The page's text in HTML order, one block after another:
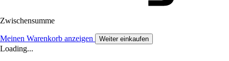
Zwischensumme
Meinen Warenkorb anzeigen Weiter einkaufen
Loading...